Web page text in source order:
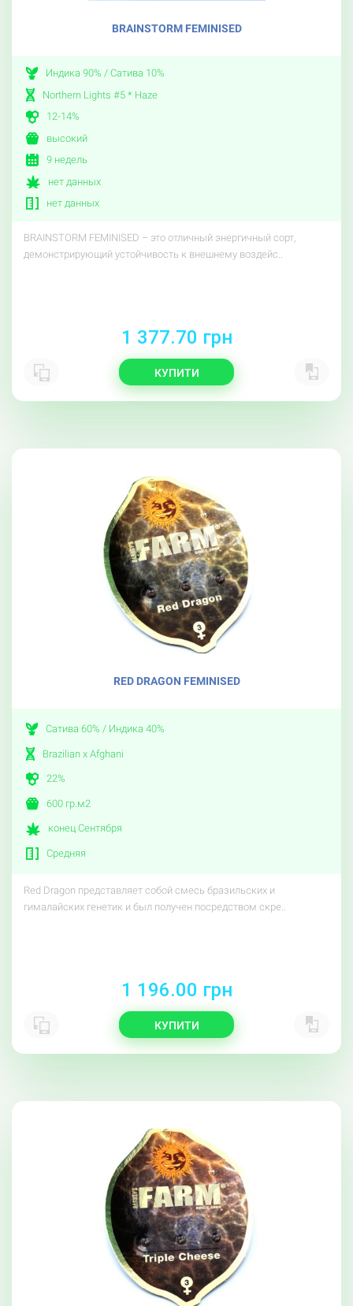
BRAINSTORM FEMINISED
Индика 90% / Сатива 10%
Northern Lights #5 * Haze
12-14%
высокий
9 недель
нет данных
нет данных
BRAINSTORM FEMINISED – это отличный энергичный сорт,
демонстрирующий устойчивость к внешнему воздейс..
1 377.70 грн
КУПИТИ
RED DRAGON FEMINISED
Сатива 60% / Индика 40%
Brazilian x Afghani
22%
600 гр.м2
конец Сентября
Средняя
Red Dragon представляет собой смесь бразильских и
гималайских генетик и был получен посредством скре..
1 196.00 грн
КУПИТИ